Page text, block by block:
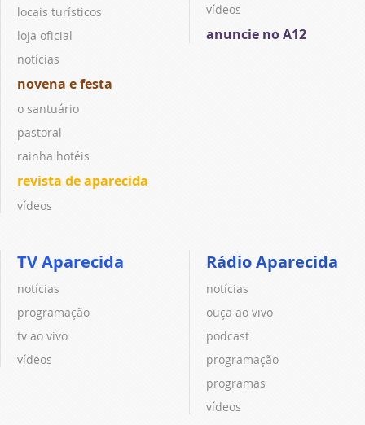
locais turísticos
loja oficial
notícias
novena e festa
o santuário
pastoral
rainha hotéis
revista de aparecida
vídeos
vídeos
anuncie no A12
TV Aparecida
notícias
programação
tv ao vivo
vídeos
Rádio Aparecida
notícias
ouça ao vivo
podcast
programação
programas
vídeos